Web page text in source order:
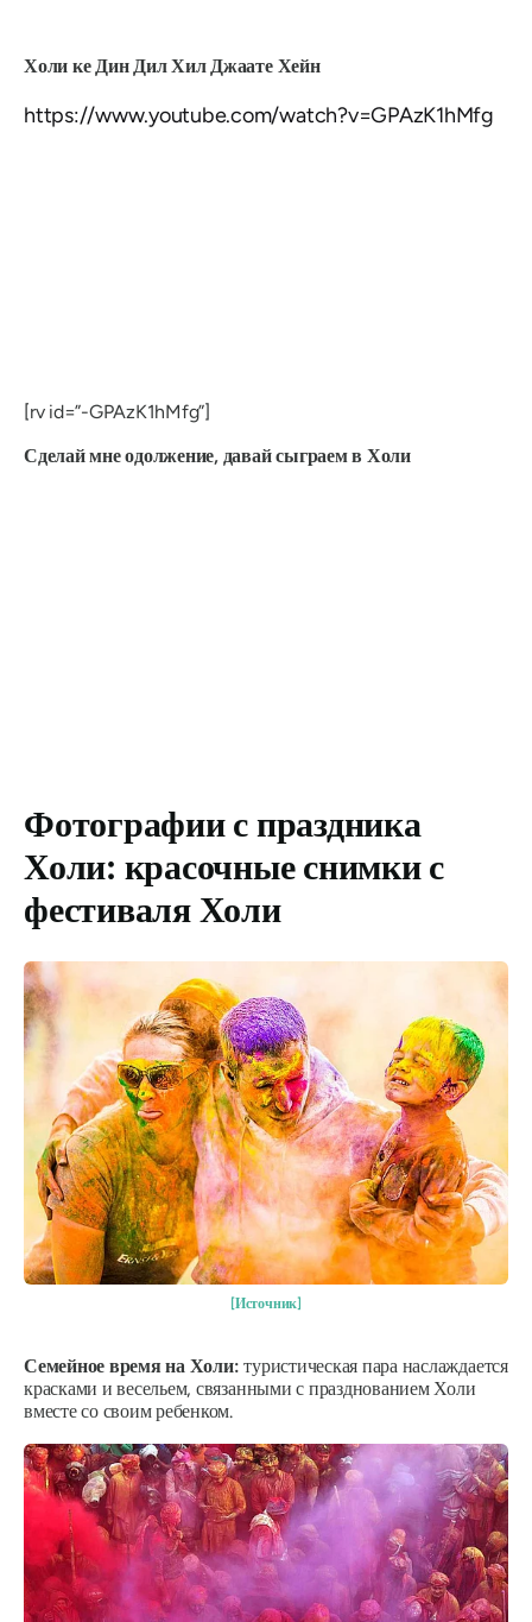
Холи ке Дин Дил Хил Джаате Хейн
https://www.youtube.com/watch?v=GPAzK1hMfg
[rv id=”-GPAzK1hMfg”]
Сделай мне одолжение, давай сыграем в Холи
Фотографии с праздника
Холи: красочные снимки с
фестиваля Холи
[Источник]
Семейное время на Холи:туристическая пара наслаждается
красками и весельем, связанными с празднованием Холи
вместе со своим ребенком.